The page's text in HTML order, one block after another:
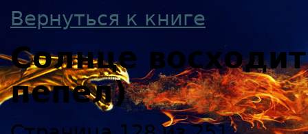
Вернуться к книге
Солнце
пепел)